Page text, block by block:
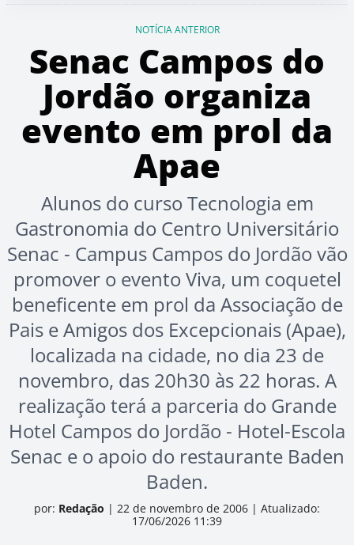
NOTÍCIA ANTERIOR
Senac Campos do
Jordão organiza
evento em prol da
Apae
Alunos do curso Tecnologia em
Gastronomia do Centro Universitário
Senac - Campus Campos do Jordão vão
promover o evento Viva, um coquetel
beneficente em prol da Associação de
Pais e Amigos dos Excepcionais (Apae),
localizada na cidade, no dia 23 de
novembro, das 20h30 às 22 horas. A
realização terá a parceria do Grande
Hotel Campos do Jordão - Hotel-Escola
Senac e o apoio do restaurante Baden
Baden.
por: Redação | 22 de novembro de 2006 | Atualizado:
17/06/2026 11:39